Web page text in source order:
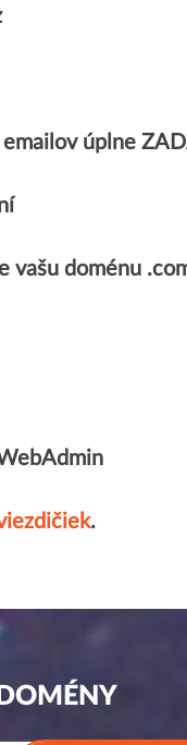
emailov úplne
vašu doménu
.